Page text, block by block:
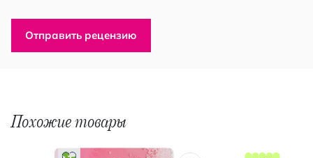
Отправить рецензию
Похожие товары